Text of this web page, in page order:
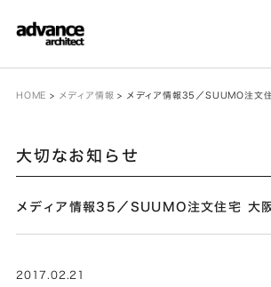
HOME > メディア情報 > メディア情報35／SUUMO注文
大切なお知らせ
メディア情報35／SUUMO注文住宅 大
2017.02.21